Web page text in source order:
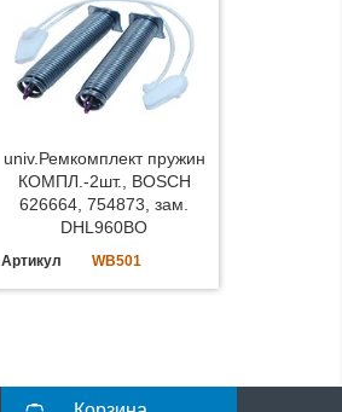
univ.Ремкомплект пружин
КОМПЛ.-2шт., BOSCH
626664, 754873, зам.
DHL960BO
Артикул WB501